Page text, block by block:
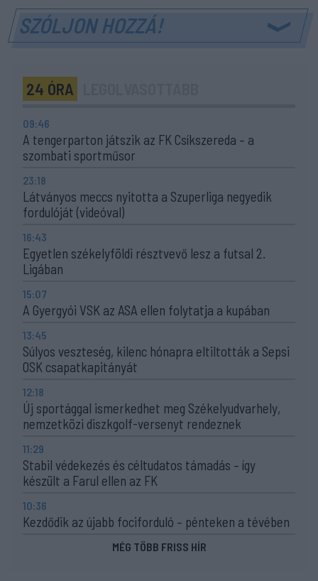
SZÓLJON HOZZÁ!
24 ÓRA
09:46
A tengerparton játszik az FK Csíkszereda – a
szombati sportműsor
23:18
Látványos meccs nyitotta a Szuperliga negyedik
fordulóját (videóval)
16:43
Egyetlen székelyföldi résztvevő lesz a futsal 2.
Ligában
15:07
A Gyergyói VSK az ASA ellen folytatja a kupában
13:45
Súlyos veszteség, kilenc hónapra eltiltották a Sepsi
OSK csapatkapitányát
12:18
Új sportággal ismerkedhet meg Székelyudvarhely,
nemzetközi diszkgolf-versenyt rendeznek
11:29
Stabil védekezés és céltudatos támadás – így
készült a Farul ellen az FK
10:36
Kezdődik az újabb fociforduló – pénteken a tévében
MÉG TÖBB FRISS HÍR